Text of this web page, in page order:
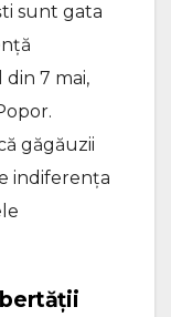
sunt gata
din 7 mai,
găgăuzii
indiferența